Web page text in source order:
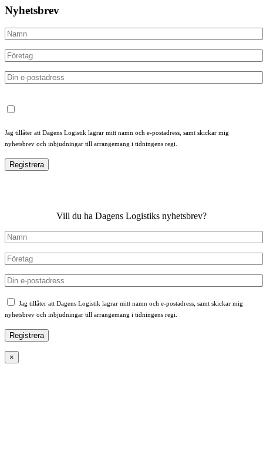
Nyhetsbrev
Jag tillåter att Dagens Logistik lagrar mitt namn och e-postadress, samt skickar mig
nyhetsbrev och inbjudningar till arrangemang i tidningens regi.
Vill du ha Dagens Logistiks nyhetsbrev?
Jag tillåter att Dagens Logistik lagrar mitt namn och e-postadress, samt skickar mig
nyhetsbrev och inbjudningar till arrangemang i tidningens regi.
×